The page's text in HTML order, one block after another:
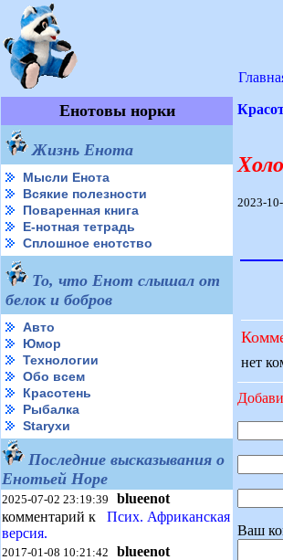
Енотовы норки
Жизнь Енота
Мысли Енота
Всякие полезности
Поваренная книга
Е-нотная тетрадь
Сплошное енотство
То, что Енот слышал от
белок и бобров
Авто
Юмор
Технологии
Обо всем
Красотень
Рыбалка
Starухи
Последние высказывания о
Енотьей Норе
2025-07-02 23:19:39 blueenot
комментарий к Псих. Африканская
версия.
2017-01-08 10:21:42 blueenot
2023-
нет
Ваш